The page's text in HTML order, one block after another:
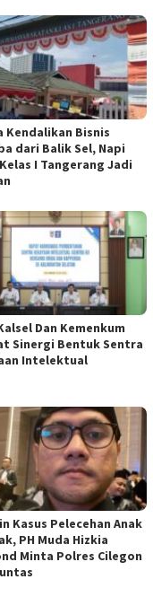
Kendalikan Bisnis
dari Balik Sel, Napi
I Tangerang Jadi
Dan Kemenkum
Sinergi Bentuk Sentra
Intelektual
Kasus Pelecehan Anak
PH Muda Hizkia
Minta Polres Cilegon